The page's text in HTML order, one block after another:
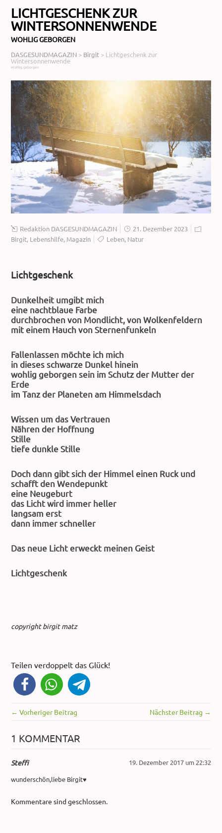
LICHTGESCHENK ZUR
WINTERSONNENWENDE
WOHLIG GEBORGEN
DASGESUNDMAGAZIN > Birgit > Lichtgeschenk zur
Wintersonnenwende
Wohlig geborgen
Redaktion DASGESUNDMAGAZIN
21. Dezember 2023
Birgit, Lebenshilfe, Magazin Leben, Natur
Lichtgeschenk
Dunkelheit umgibt mich
eine nachtblaue Farbe
durchbrochen von Mondlicht, von Wolkenfeldern
mit einem Hauch von Sternenfunkeln
Fallenlassen möchte ich mich
in dieses schwarze Dunkel hinein
wohlig geborgen sein im Schutz der Mutter der
Erde
im Tanz der Planeten am Himmelsdach
Wissen um das Vertrauen
Nähren der Hoffnung
Stille
tiefe dunkle Stille​
Doch dann gibt sich der Himmel einen Ruck und
schafft den Wendepunkt
eine Neugeburt
das Licht wird immer heller
langsam erst
dann immer schneller
Das neue Licht erweckt meinen Geist
Lichtgeschenk
copyright birgit matz
Teilen verdoppelt das Glück!
← Vorheriger Beitrag Nächster Beitrag →
1 KOMMENTAR
Steffi
19. Dezember 2017 um 22:32
wunderschön,liebe Birgit♥
Kommentare sind geschlossen.